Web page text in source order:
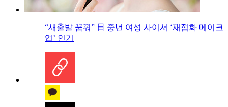
“새출발 꿈꿔” 日 중년 여성 사이서 ‘재점화 메이크
업’ 인기